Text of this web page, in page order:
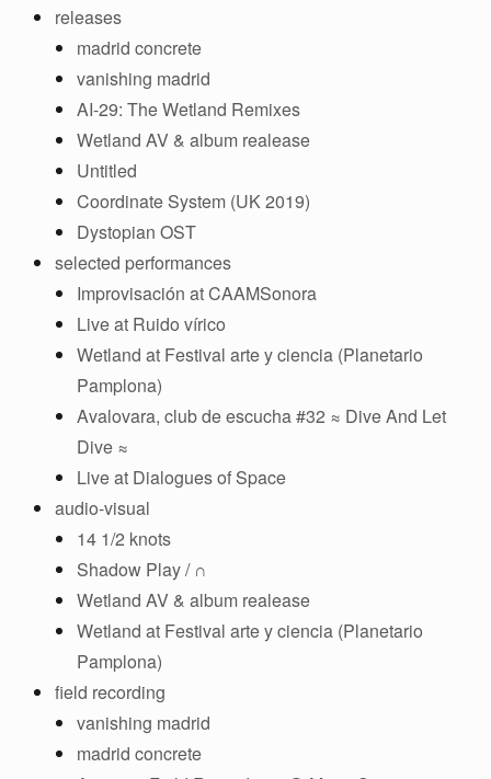
releases
madrid concrete
vanishing madrid
AI​-​29: The Wetland Remixes
Wetland AV & album realease
Untitled
Coordinate System (UK 2019)
Dystopian OST
selected performances
Improvisación at CAAMSonora
Live at Ruido vírico
Wetland at Festival arte y ciencia (Planetario
Pamplona)
Avalovara, club de escucha #32 ≈ Dive And Let
Dive ≈
Live at Dialogues of Space
audio-visual
14 1/2 knots
Shadow Play / ∩
Wetland AV & album realease
Wetland at Festival arte y ciencia (Planetario
Pamplona)
field recording
vanishing madrid
madrid concrete